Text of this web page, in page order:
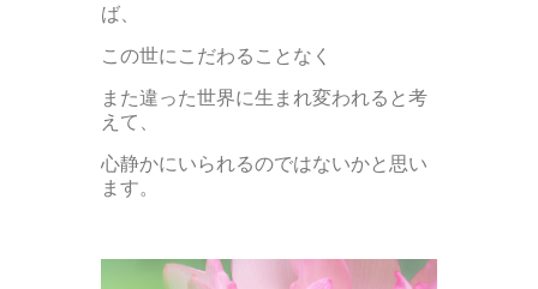
ば、
この世にこだわることなく
また違った世界に生まれ変われると考
えて、
心静かにいられるのではないかと思い
ます。